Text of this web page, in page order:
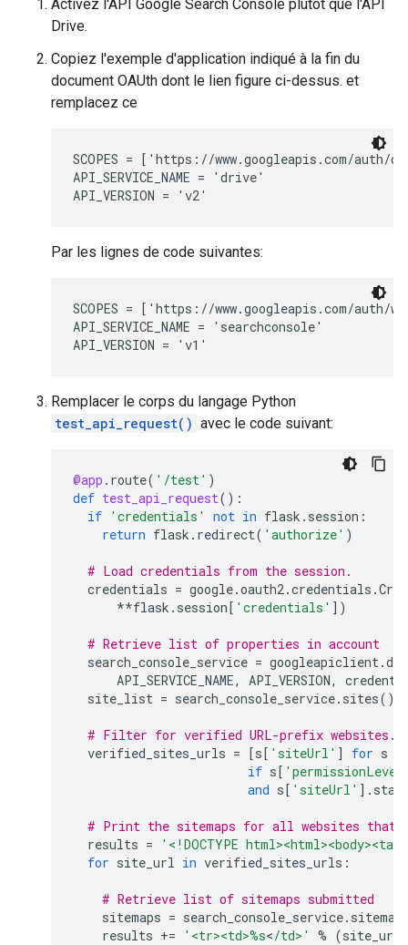
Activez l'API Google Search Console plutôt que l'API
Drive.
Copiez l'exemple d'application indiqué à la fin du
document OAUth dont le lien figure ci-dessus. et
remplacez ce
SCOPES = ['https://www.googleapis.com/auth/
API_SERVICE_NAME = 'drive'
Par les lignes de code suivantes:
SCOPES = ['https://www.googleapis.com/auth/
API_SERVICE_NAME = 'searchconsole'
Remplacer le corps du langage Python
test_api_request() avec le code suivant:
@app . route( '/test' )
def test_api_request():
if 'credentials' not in flask . session :
return flask . redirect( 'authorize' )
# Load credentials from the session.
credentials = google.oauth2.credentials .
**flask . session[ 'credentials' ])
# Retrieve list of properties in account
search_console_service = googleapiclient.
API_SERVICE_NAME, API_VERSION,
site_list = search_console_service. sites()
# Filter for verified URL-prefix websites.
verified_sites_urls = [s[ 'siteUrl' ] for s
if s[
and s[ 'siteUrl' ] .
# Print the sitemaps for all websites that
results =
'<!DOCTYPE
for site_url in verified_sites_urls :
# Retrieve list of sitemaps submitted
sitemaps = search_console_service.
results += '<tr><td>%s</td>' % (site_url